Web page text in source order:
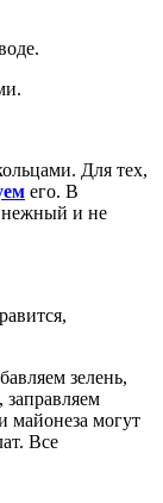
Для тех,
его. В
нежный и не
зелень,
майонеза могут
Все